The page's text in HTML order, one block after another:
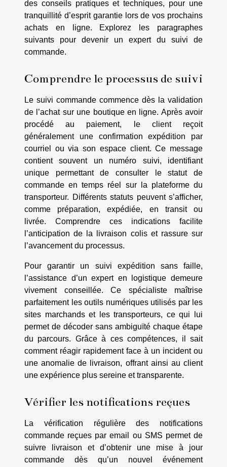
des conseils pratiques et techniques, pour une
tranquillité d’esprit garantie lors de vos prochains
achats en ligne. Explorez les paragraphes
suivants pour devenir un expert du suivi de
commande.
Comprendre le processus de suivi
Le suivi commande commence dès la validation
de l’achat sur une boutique en ligne. Après avoir
procédé au paiement, le client reçoit
généralement une confirmation expédition par
courriel ou via son espace client. Ce message
contient souvent un numéro suivi, identifiant
unique permettant de consulter le statut de
commande en temps réel sur la plateforme du
transporteur. Différents statuts peuvent s’afficher,
comme préparation, expédiée, en transit ou
livrée. Comprendre ces indications facilite
l’anticipation de la livraison colis et rassure sur
l’avancement du processus.
Pour garantir un suivi expédition sans faille,
l’assistance d’un expert en logistique demeure
vivement conseillée. Ce spécialiste maîtrise
parfaitement les outils numériques utilisés par les
sites marchands et les transporteurs, ce qui lui
permet de décoder sans ambiguïté chaque étape
du parcours. Grâce à ces compétences, il sait
comment réagir rapidement face à un incident ou
une anomalie de livraison, offrant ainsi au client
une expérience plus sereine et transparente.
Vérifier les notifications reçues
La vérification régulière des notifications
commande reçues par email ou SMS permet de
suivre livraison et d’obtenir une mise à jour
commande dès qu’un nouvel événement